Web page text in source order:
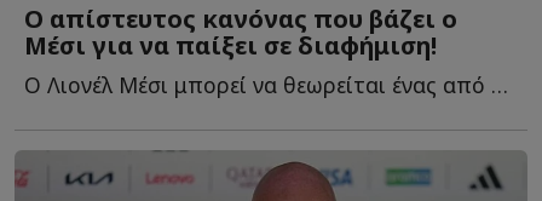
Ο απίστευτος κανόνας που βάζει ο
Μέσι για να παίξει σε διαφήμιση!
Ο Λιονέλ Μέσι μπορεί να θεωρείται ένας από τους μεγαλύτερους π...